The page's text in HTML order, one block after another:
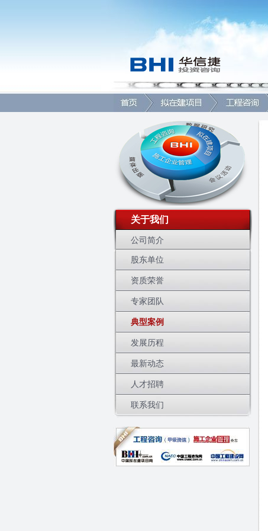
关于我们
公司简介
股东单位
资质荣誉
专家团队
典型案例
发展历程
最新动态
人才招聘
联系我们